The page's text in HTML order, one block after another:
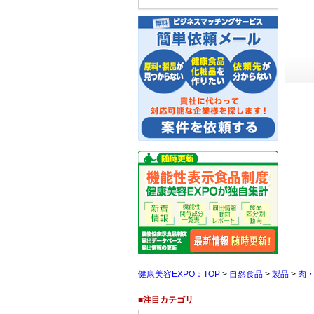
健康美容EXPO：TOP > 自然食品 > 製品 > 肉
■注目カテゴリ